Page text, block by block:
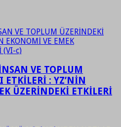
VE TOPLUM
ETKİLERİ : YZ’NİN
ÜZERİNDEKİ ETKİLERİ